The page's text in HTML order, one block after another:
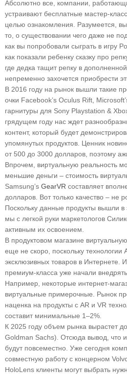
Абсолютно все, компании,
устраивают бесплатные мастер-
целью ознакомления. Разумеется,
то, о существовании чего даже не
как вы попробовали сыграть в игру
как показали ребенку сказку про
где дедка тащит репку в
непременно захочется приобрести
В 2016 году на рынок вышли такие
очки Facebook’s Oculus Rift,
гарнитуры для Sony Playstation &
грядущем году нас ждет
контент, который будет
упомянутых продуктов. Ценник
от 500 до 3000 долларов, поэтому
Впрочем, виртуальную реальность
меньшие деньги – стоимость
Samsung’s GearVR составляет
долларов. Вот только качество – не
Поскольку данные продукты вышли
мы с легкой руки маркетологов
активным их освоением.
В продуктовом магазине
еще не скоро, поскольку технологии
эксклюзивных товаров в Интернете.
премиум-класса уже начали
Например, некоторые интернет-
виртуальные примерочные. Рынок
наценка на продукты с AR и VR
составит минимальные 1–2%.
К 2025 году объем рынка вырастет до
Goldman Sachs). Отсюда вывод, что
будут повсеместно. Уже сегодня
совместную работу с концерном
HoloLens клиенты могут выбрать